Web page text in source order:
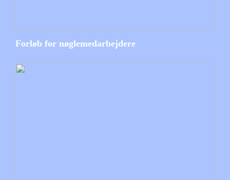
Forløb for nøglemedarbejdere